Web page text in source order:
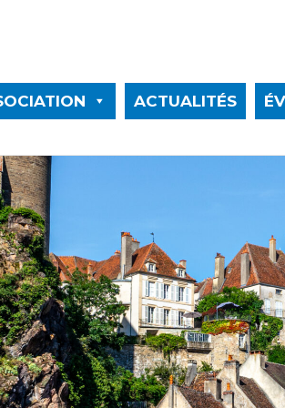
ACTUALITÉS